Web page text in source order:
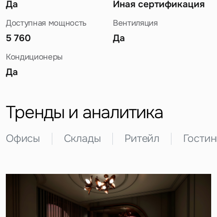
Да Иная сертификация
Доступная мощность
5 760
Вентиляция
Да
Кондиционеры
Да
Тренды и аналитика
Офисы Склады Ритейл
Предложение
Это обязательное поле